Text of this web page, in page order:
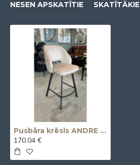
NESEN APSKATĪTIE SKATĪTĀKIE
Pusbāra krēsls ANDRE grozāms
170.04 €